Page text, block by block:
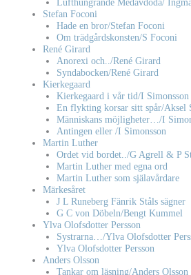
Lufthungrande Medavdöda/
Stefan Foconi
Hade en bror/Stefan Foconi
Om trädgårdskonsten/S Foconi
René Girard
Anorexi och../René Girard
Syndabocken/René Girard
Kierkegaard
Kierkegaard i vår tid/I Simonsson
En flykting korsar sitt spår/Aksel
Människans möjligheter…/I
Antingen eller /I Simonsson
Martin Luther
Ordet vid bordet../G Agrell & P
Martin Luther med egna ord
Martin Luther som själavårdare
Märkesåret
J L Runeberg Fänrik Ståls sägner
G C von Döbeln/Bengt Kummel
Ylva Olofsdotter Persson
Systrarna…/Ylva Olofsdotter
Ylva Olofsdotter Persson
Anders Olsson
Tankar om läsning/Anders Olsson